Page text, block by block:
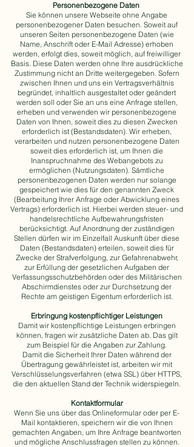
Personenbezogene Daten
Sie können unsere Webseite ohne Angabe
personenbezogener Daten besuchen. Soweit auf
unseren Seiten personenbezogene Daten (wie
Name, Anschrift oder E-Mail Adresse) erhoben
werden, erfolgt dies, soweit möglich, auf freiwilliger
Basis. Diese Daten werden ohne Ihre ausdrückliche
Zustimmung nicht an Dritte weitergegeben. Sofern
zwischen Ihnen und uns ein Vertragsverhältnis
begründet, inhaltlich ausgestaltet oder geändert
werden soll oder Sie an uns eine Anfrage stellen,
erheben und verwenden wir personenbezogene
Daten von Ihnen, soweit dies zu diesen Zwecken
erforderlich ist (Bestandsdaten). Wir erheben,
verarbeiten und nutzen personenbezogene Daten
soweit dies erforderlich ist, um Ihnen die
Inanspruchnahme des Webangebots zu
ermöglichen (Nutzungsdaten). Sämtliche
personenbezogenen Daten werden nur solange
gespeichert wie dies für den genannten Zweck
(Bearbeitung Ihrer Anfrage oder Abwicklung eines
Vertrags) erforderlich ist. Hierbei werden steuer- und
handelsrechtliche Aufbewahrungsfristen
berücksichtigt. Auf Anordnung der zuständigen
Stellen dürfen wir im Einzelfall Auskunft über diese
Daten (Bestandsdaten) erteilen, soweit dies für
Zwecke der Strafverfolgung, zur Gefahrenabwehr,
zur Erfüllung der gesetzlichen Aufgaben der
Verfassungsschutzbehörden oder des Militärischen
Abschirmdienstes oder zur Durchsetzung der
Rechte am geistigen Eigentum erforderlich ist.
Erbringung kostenpflichtiger Leistungen
Damit wir kostenpflichtige Leistungen erbringen
können, fragen wir zusätzliche Daten ab. Das gilt
zum Beispiel für die Angaben zur Zahlung.
Damit die Sicherheit Ihrer Daten während der
Übertragung gewährleistet ist, arbeiten wir mit
Verschlüsselungsverfahren (etwa SSL) über HTTPS,
die den aktuellen Stand der Technik widerspiegeln.
Kontaktformular
Wenn Sie uns über das Onlineformular oder per E-
Mail kontaktieren, speichern wir die von Ihnen
gemachten Angaben, um Ihre Anfrage beantworten
und mögliche Anschlussfragen stellen zu können.